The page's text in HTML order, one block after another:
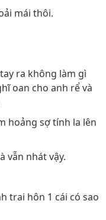
mái thôi.
ra không làm gì
oan cho anh rể và
hoảng sợ tính la lên
vẫn nhát vậy.
trai hôn 1 cái có sao